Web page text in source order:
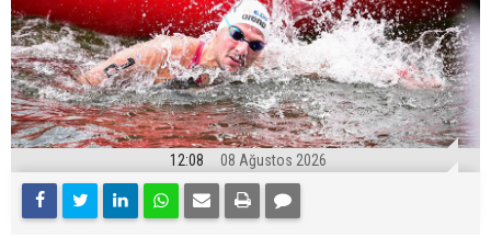
12:08 08 Ağustos 2026